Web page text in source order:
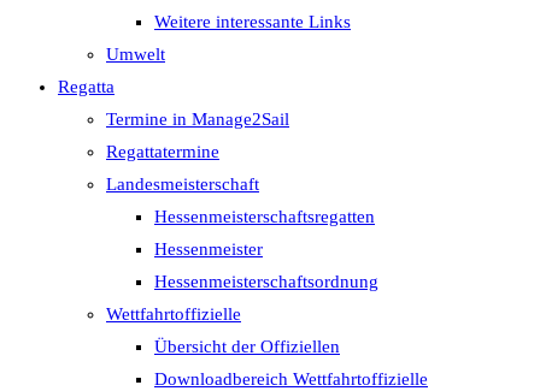
Weitere interessante Links
Umwelt
Regatta
Termine in Manage2Sail
Regattatermine
Landesmeisterschaft
Hessenmeisterschaftsregatten
Hessenmeister
Hessenmeisterschaftsordnung
Wettfahrtoffizielle
Übersicht der Offiziellen
Downloadbereich Wettfahrtoffizielle